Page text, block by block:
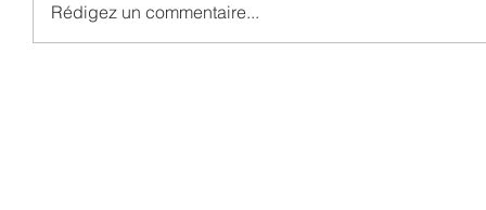
Rédigez un commentaire...